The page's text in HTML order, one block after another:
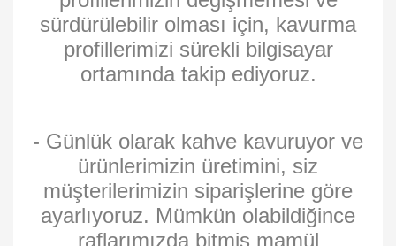
sürdürülebilir olması için, kavurma
profillerimizi sürekli bilgisayar
ortamında takip ediyoruz.
- Günlük olarak kahve kavuruyor ve
ürünlerimizin üretimini, siz
müşterilerimizin siparişlerine göre
ayarlıyoruz. Mümkün olabildiğince
raflarımızda bitmiş mamül